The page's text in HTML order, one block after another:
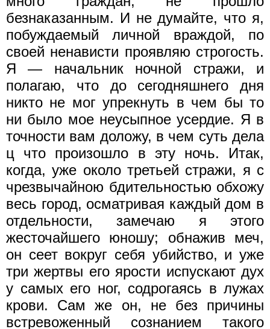
безнаказанным. И не думайте, что я,
побуждаемый личной враждой, по
своей ненависти проявляю строгость.
Я — начальник ночной стражи, и
полагаю, что до сегодняшнего дня
никто не мог упрекнуть в чем бы то
ни было мое неусыпное усердие. Я в
точности вам доложу, в чем суть дела
ц что произошло в эту ночь. Итак,
когда, уже около третьей стражи, я с
чрезвычайною бдительностью обхожу
весь город, осматривая каждый дом в
отдельности, замечаю я этого
жесточайшего юношу; обнажив меч,
он сеет вокруг себя убийство, и уже
три жертвы его ярости испускают дух
у самых его ног, содрогаясь в лужах
крови. Сам же он, не без причины
встревоженный сознанием такого